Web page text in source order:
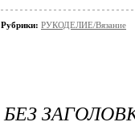
Рубрики: РУКОДЕЛИЕ/Вязание
БЕЗ